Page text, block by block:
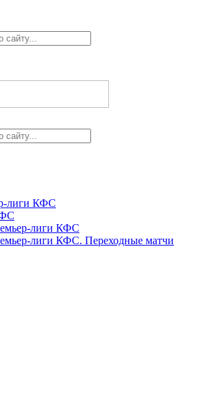
лиги КФС
лиги КФС
лиги КФС. Переходные матчи